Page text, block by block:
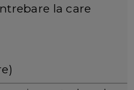
la care